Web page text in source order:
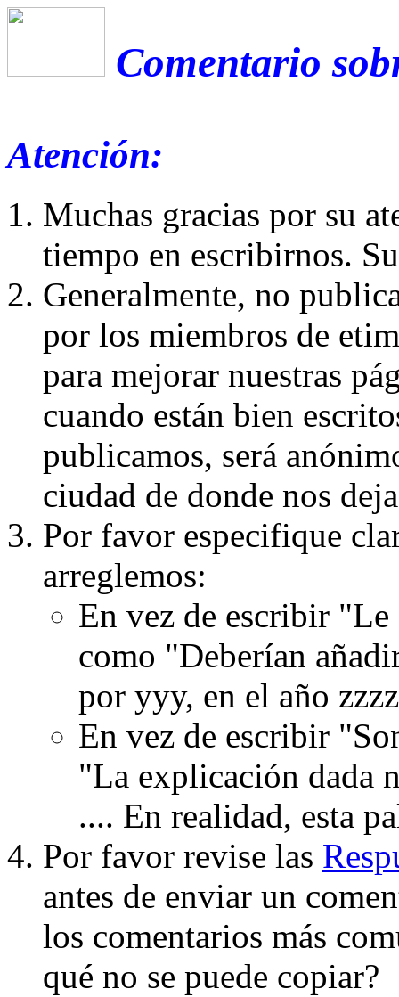
Comentario
Atención:
Muchas gracias por su
tiempo en escribirnos.
Generalmente, no
por los miembros de
para mejorar nuestras
cuando están bien
publicamos, será
ciudad de donde nos
Por favor especifique
arreglemos:
En vez de escribir
como "Deberían
por yyy, en el año
En vez de escribir
"La explicación dada
.... En realidad, esta
Por favor revise las
antes de enviar un
los comentarios más
qué no se puede copiar?